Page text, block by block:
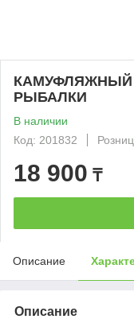
РЫБАЛКИ
В наличии
Код: 201832
18 900 ₸
Описание
Описание